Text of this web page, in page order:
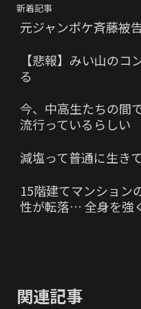
新着記事
元ジャンポケ斉藤被
【悲報】みい山のコ
る
今、中高生たちの間
流行っているらしい
減塩って普通に生き
15階建てマンション
性が転落… 全身を強
関連記事